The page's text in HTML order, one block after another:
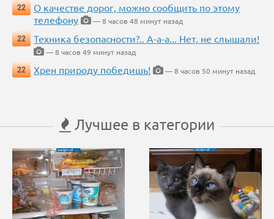
22
О качестве дорог, можно сообщить по этому
телефону
— 8 часов 48 минут назад
22
Техника безопасности?.. А-а-а... Нет, не слышали!
— 8 часов 49 минут назад
22
Хрен природу победишь! — 8 часов 50 минут назад
Лучшее в категории